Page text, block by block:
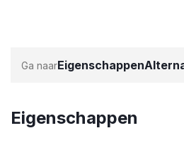
Eigenschappen
Eigenschappen